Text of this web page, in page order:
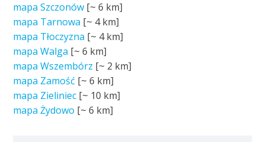
mapa Szczonów [~6 km]
mapa Tarnowa [~ 4 km]
mapa Tłoczyzna [~ 4 km]
mapa Walga [~6 km]
mapa Wszembórz [~ 2 km]
mapa Zamość [~6 km]
mapa Zieliniec [~ 10 km]
mapa Żydowo [~6 km]